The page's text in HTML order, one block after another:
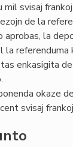
mil svisaj
de la
aprobas, la
la
enkasigita
okaze
svisaj